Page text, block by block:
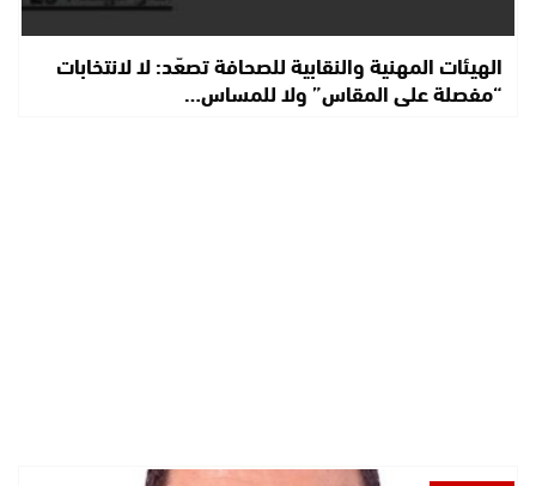
الهيئات المهنية والنقابية للصحافة تصعّد: لا لانتخابات
“مفصلة على المقاس” ولا للمساس…